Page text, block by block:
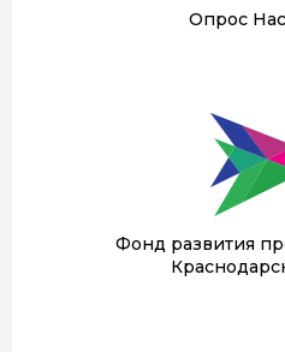
Опрос
Фонд развития